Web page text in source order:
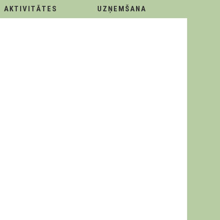
AKTIVITĀTES UZŅEMŠANA